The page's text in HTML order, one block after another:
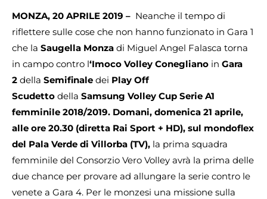
MONZA, 20 APRILE 2019 – Neanche il tempo di
riflettere sulle cose che non hanno funzionato in Gara 1
che la Saugella Monza di Miguel Angel Falasca torna
in campo contro l‘Imoco Volley Conegliano in Gara
2 della Semifinale dei Play Off
Scudetto della Samsung Volley Cup Serie A1
femminile 2018/2019. Domani, domenica 21 aprile,
alle ore 20.30 (diretta Rai Sport + HD), sul mondoflex
del Pala Verde di Villorba (TV), la prima squadra
femminile del Consorzio Vero Volley avrà la prima delle
due chance per provare ad allungare la serie contro le
venete a Gara 4. Per le monzesi una missione sulla